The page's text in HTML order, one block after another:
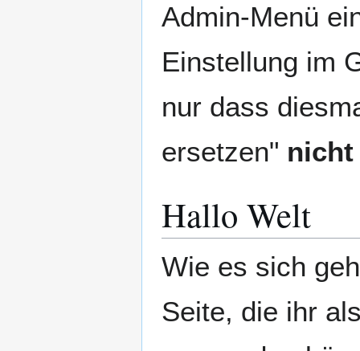
Admin-Menü
Einstellung im
nur dass
ersetzen" nicht
Hallo Welt
Wie es sich
Seite, die ihr